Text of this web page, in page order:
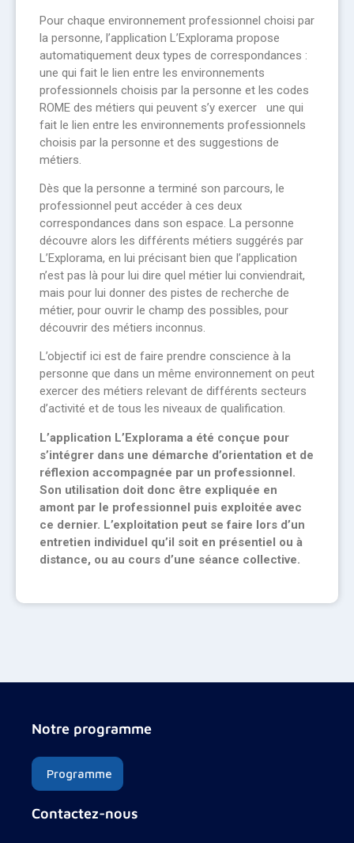
Pour chaque environnement professionnel choisi par
la personne, l’application L’Explorama propose
automatiquement deux types de correspondances :
une qui fait le lien entre les environnements
professionnels choisis par la personne et les codes
ROME des métiers qui peuvent s’y exercer une qui
fait le lien entre les environnements professionnels
choisis par la personne et des suggestions de
métiers.
Dès que la personne a terminé son parcours, le
professionnel peut accéder à ces deux
correspondances dans son espace. La personne
découvre alors les différents métiers suggérés par
L’Explorama, en lui précisant bien que l’application
n’est pas là pour lui dire quel métier lui conviendrait,
mais pour lui donner des pistes de recherche de
métier, pour ouvrir le champ des possibles, pour
découvrir des métiers inconnus.
L’objectif ici est de faire prendre conscience à la
personne que dans un même environnement on peut
exercer des métiers relevant de différents secteurs
d’activité et de tous les niveaux de qualification.
L’application L’Explorama a été conçue pour
s’intégrer dans une démarche d’orientation et de
réflexion accompagnée par un professionnel.
Son utilisation doit donc être expliquée en
amont par le professionnel puis exploitée avec
ce dernier. L’exploitation peut se faire lors d’un
entretien individuel qu’il soit en présentiel ou à
distance, ou au cours d’une séance collective.
Notre programme
Programme
Contactez-nous